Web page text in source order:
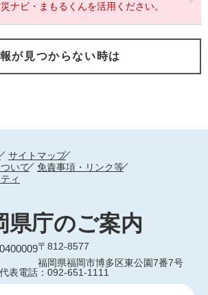
ナビ・まもるくんを活用ください。
が見つからない時は
サイトマップ
いて
免責事項・リンク等
ィ
県庁のご案内
〒812-8577
福岡県福岡市博多区東公園7番7号
代表電話：092-651-1111